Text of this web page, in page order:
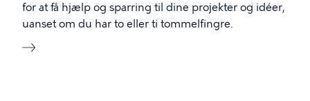
for at få hjælp og sparring til dine projekter og idéer,
uanset om du har to eller ti tommelfingre.